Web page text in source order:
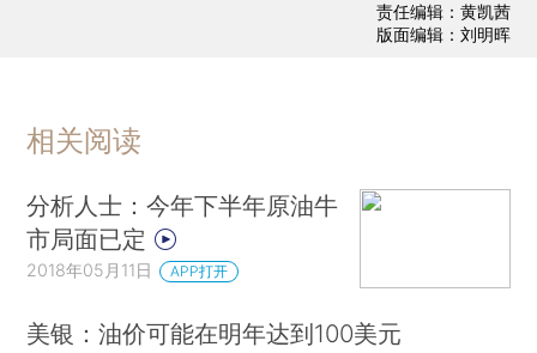
责任编辑：黄凯茜
版面编辑：刘明晖
相关阅读
分析人士：今年下半年原油牛
市局面已定
2018年05月11日 APP打开
美银：油价可能在明年达到100美元